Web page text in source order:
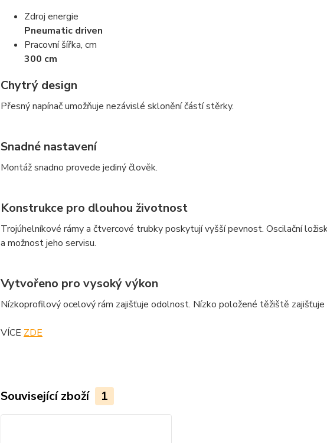
Zdroj energie
Pneumatic driven
Pracovní šířka, cm
300 cm
Chytrý design
Přesný napínač umožňuje nezávislé sklonění částí stěrky.
Snadné nastavení
Montáž snadno provede jediný člověk.
Konstrukce pro dlouhou životnost
Trojúhelníkové rámy a čtvercové trubky poskytují vyšší pevnost. Oscilační
a možnost jeho servisu.
Vytvořeno pro vysoký výkon
Nízkoprofilový ocelový rám zajišťuje odolnost. Nízko položené těžiště
VÍCE ZDE
Související zboží 1